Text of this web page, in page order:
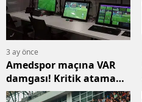
3 ay önce
Amedspor maçına VAR
damgası! Kritik atama
açıklandı